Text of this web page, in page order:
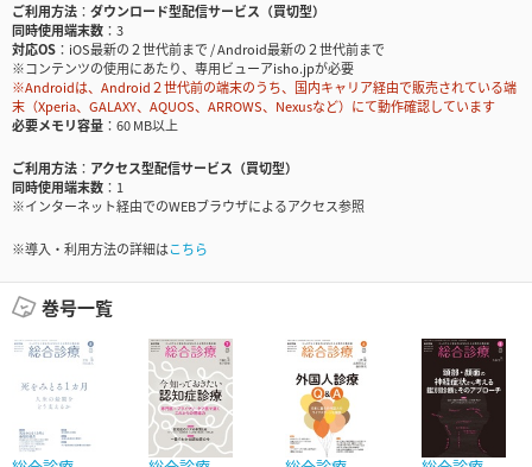
ご利用方法
ダウンロード型配信サービス（買切型）
同時使用端末数
3
対応OS
iOS最新の２世代前まで / Android最新の２世代前まで
※コンテンツの使用にあたり、専用ビューアisho.jpが必要
※Androidは、Android２世代前の端末のうち、国内キャリア経由で販売されている端
末（Xperia、GALAXY、AQUOS、ARROWS、Nexusなど）にて動作確認しています
必要メモリ容量
60 MB以上
ご利用方法
アクセス型配信サービス（買切型）
同時使用端末数
1
※インターネット経由でのWEBブラウザによるアクセス参照
※導入・利用方法の詳細はこちら
巻号一覧